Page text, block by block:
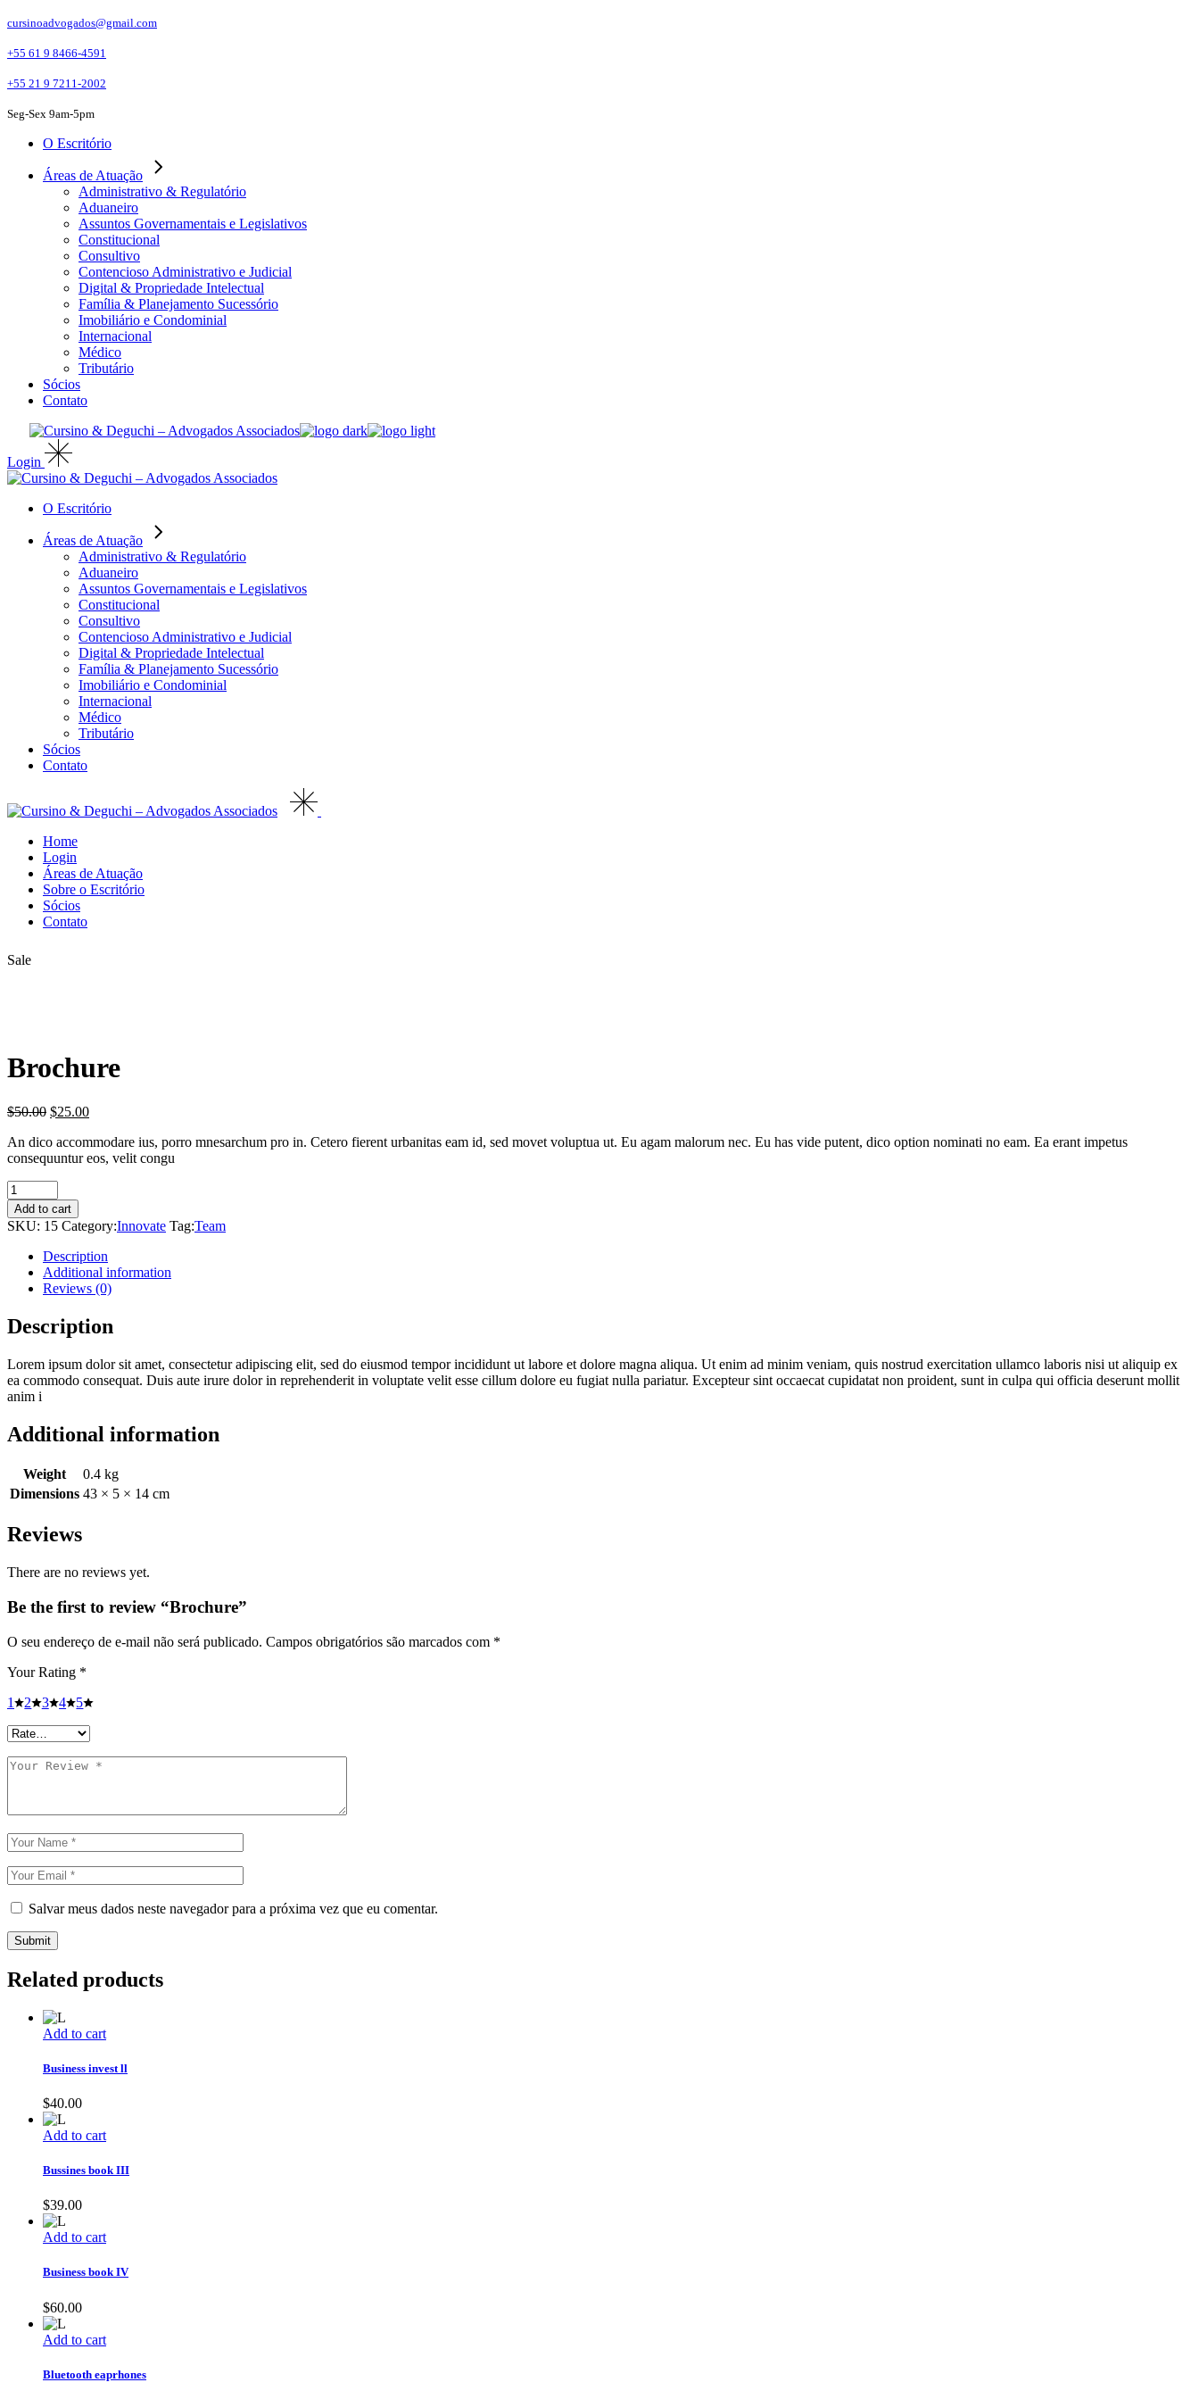
Skip
the
cursinoadvogados@gmail.com
+55 61 9 8466-4591
+55 21 9 7211-2002
Seg-Sex 9am-5pm
O Escritório
Áreas de Atuação
Administrativo & Regulatório
Aduaneiro
Assuntos Governamentais e Legislativos
Constitucional
Consultivo
Contencioso Administrativo e Judicial
Digital & Propriedade Intelectual
Família & Planejamento Sucessório
Imobiliário e Condominial
Internacional
Médico
Tributário
Sócios
Contato
Login
O Escritório
Áreas de Atuação
Administrativo & Regulatório
Aduaneiro
Assuntos Governamentais e Legislativos
Constitucional
Consultivo
Contencioso Administrativo e Judicial
Digital & Propriedade Intelectual
Família & Planejamento Sucessório
Imobiliário e Condominial
Internacional
Médico
Tributário
Sócios
Contato
Home
Login
Áreas de Atuação
Sobre o Escritório
Sócios
Contato
Sale
Brochure
$50.00 $25.00
An dico accommodare ius, porro mnesarchum pro in. Cetero fierent urbanitas eam id, sed movet voluptua ut. Eu agam malorum nec. Eu has vide putent, dico option nominati no eam. Ea erant impetus
consequuntur eos, velit congu
Brochure
quantity
Add to cart
SKU: 15 Category:Innovate Tag:Team
Description
Additional information
Reviews (0)
Description
Lorem ipsum dolor sit amet, consectetur adipiscing elit, sed do eiusmod tempor incididunt ut labore et dolore magna aliqua. Ut enim ad minim veniam, quis nostrud exercitation ullamco laboris nisi ut aliquip ex
ea commodo consequat. Duis aute irure dolor in reprehenderit in voluptate velit esse cillum dolore eu fugiat nulla pariatur. Excepteur sint occaecat cupidatat non proident, sunt in culpa qui officia deserunt mollit
anim i
Additional information
Weight
0.4 kg
Dimensions 43 × 5 × 14 cm
Reviews
There are no reviews yet.
Be the first to review “Brochure”
O seu endereço de e-mail não será publicado. Campos obrigatórios são marcados com *
Your Rating *
1
2 3 4 5
Salvar meus dados neste navegador para a próxima vez que eu comentar.
Submit
Related products
Add to cart
Business invest ll
$40.00
Add to cart
Bussines book III
$39.00
Add to cart
Business book IV
$60.00
Add to cart
Bluetooth eaprhones